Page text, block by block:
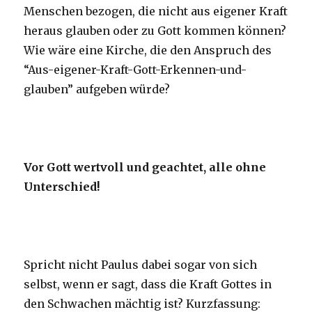
Menschen bezogen, die nicht aus eigener Kraft
heraus glauben oder zu Gott kommen können?
Wie wäre eine Kirche, die den Anspruch des
“Aus-eigener-Kraft-Gott-Erkennen-und-
glauben” aufgeben würde?
Vor Gott wertvoll und geachtet, alle ohne
Unterschied!
Spricht nicht Paulus dabei sogar von sich
selbst, wenn er sagt, dass die Kraft Gottes in
den Schwachen mächtig ist? Kurzfassung: